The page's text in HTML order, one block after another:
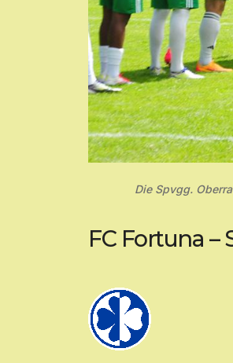
Die Spvgg.
FC Fortuna –